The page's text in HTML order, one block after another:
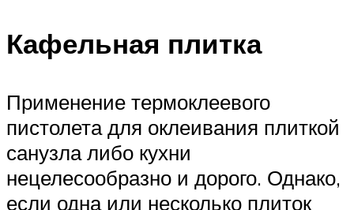
Кафельная плитка
Применение термоклеевого
пистолета для оклеивания плиткой
санузла либо кухни
нецелесообразно и дорого. Однако,
если одна или несколько плиток